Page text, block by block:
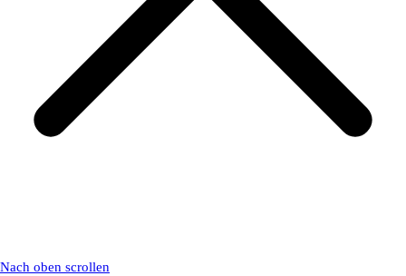
Nach oben scrollen